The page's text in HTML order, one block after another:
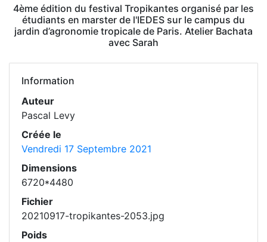
4ème édition du festival Tropikantes organisé par les
étudiants en marster de l'IEDES sur le campus du
jardin d’agronomie tropicale de Paris. Atelier Bachata
avec Sarah
Information
Auteur
Pascal Levy
Créée le
Vendredi 17 Septembre 2021
Dimensions
6720*4480
Fichier
20210917-tropikantes-2053.jpg
Poids